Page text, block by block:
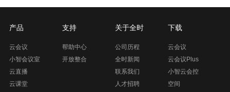
产品
云会议
小智会议室
云直播
云课堂
支持
帮助中心
开放整合
关于全时
公司历程
全时新闻
联系我们
人才招聘
下载
云会议
云会议Plus
小智云会控
空间